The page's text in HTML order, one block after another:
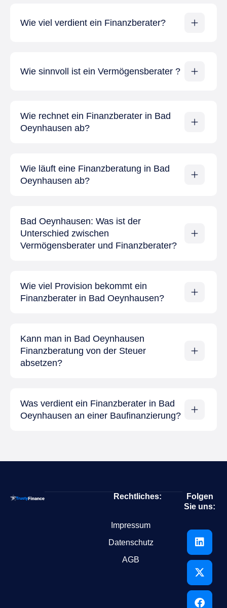
Wie viel verdient ein Finanzberater?
Wie sinnvoll ist ein Vermögensberater ?
Wie rechnet ein Finanzberater in Bad
Oeynhausen ab?
Wie läuft eine Finanzberatung in Bad
Oeynhausen ab?
Bad Oeynhausen: Was ist der
Unterschied zwischen
Vermögensberater und Finanzberater?
Wie viel Provision bekommt ein
Finanzberater in Bad Oeynhausen?
Kann man in Bad Oeynhausen
Finanzberatung von der Steuer
absetzen?
Was verdient ein Finanzberater in Bad
Oeynhausen an einer Baufinanzierung?
Rechtliches:
Impressum
Datenschutz
AGB
Folgen
Sie uns: